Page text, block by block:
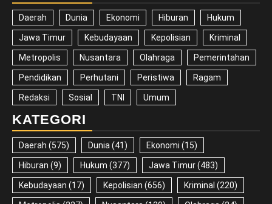
Daerah Dunia Ekonomi Hiburan Hukum
Jawa Timur Kebudayaan Kepolisian Kriminal
Metropolis Nusantara Olahraga Pemerintahan
Pendidikan Perhutani Peristiwa Ragam
Redaksi Sosial TNI Umum
KATEGORI
Daerah (575) Dunia (41) Ekonomi (15)
Hiburan (9) Hukum (377) Jawa Timur(483)
Kebudayaan (17) Kepolisian (656) Kriminal (220)